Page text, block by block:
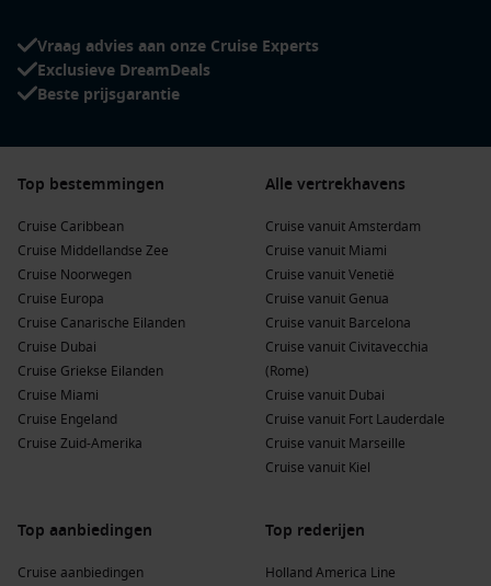
perfect voor een kort bezoek.
Tromsø,Noorwegen:Bekend als de poort naar de
arctische gebieden, biedt Tromsø een rijke culturele scene
Honningsvåg
Dit is de toegangspoort tot de
Noordkaap
, waar je het noordelijkste punt van het
Europese vasteland kunt bezoeken en genieten van het
fascinerende uitzicht.
Bergen,Noorwegen
Bergen staat bekend als de
toegangspoort tot de fjorden van Noorwegen, waar je
zowel cultuur als prachtige natuur kunt ervaren.
Svolvaer adembenemende uitzichten op bergen en de
Populaire Regio’s voor Cruises naar
Een cruise naar Brønnøysund kan ook door verschillende
Vraag advies aan onze Cruise Experts
Exclusieve DreamDeals
Beste prijsgarantie
Top bestemmingen
Cruise Caribbean
Cruise Middellandse Zee
Cruise Noorwegen
Cruise Europa
Cruise Canarische Eilanden
Cruise Dubai
Cruise Griekse Eilanden
Cruise Miami
Cruise Engeland
Cruise Zuid-Amerika
Alle vertrekhavens
Cruise vanuit Amsterdam
Cruise vanuit Miami
Cruise vanuit Venetië
Cruise vanuit Genua
Cruise vanuit Barcelona
Cruise vanuit Civitavecchia
(Rome)
Cruise vanuit Dubai
Cruise vanuit Fort Lauderdale
Cruise vanuit Marseille
Cruise vanuit Kiel
Top aanbiedingen
Cruise aanbiedingen
Top rederijen
Holland America Line